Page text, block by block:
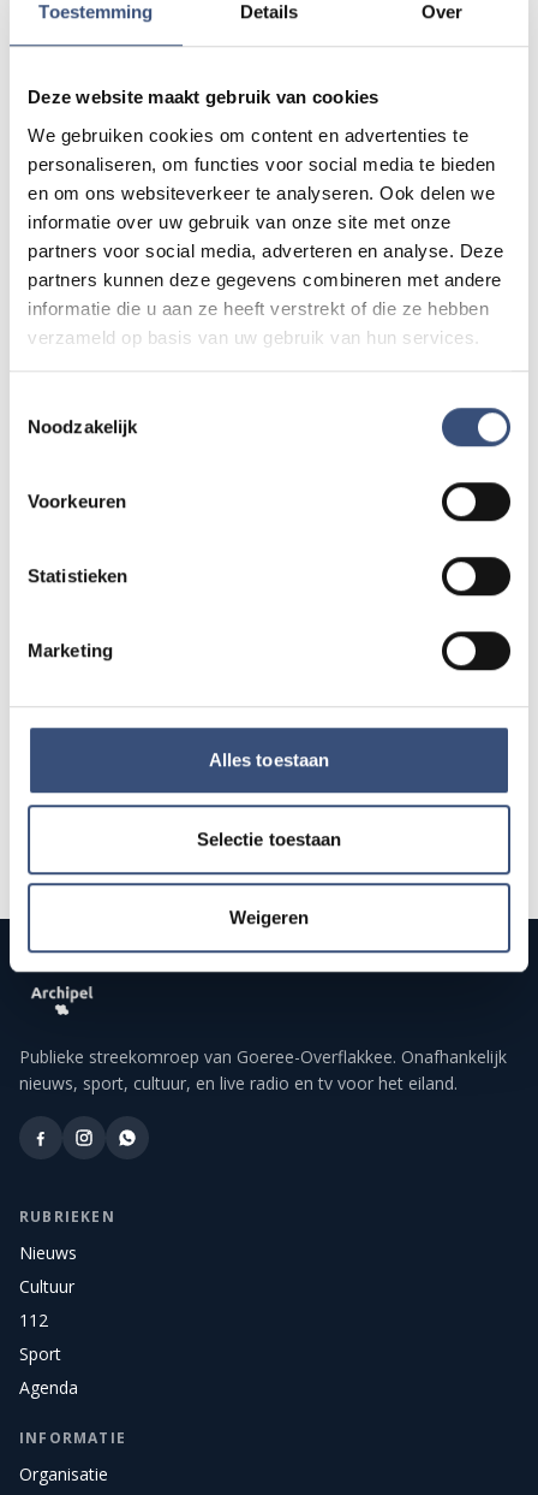
Toestemming Details Over
Deze website maakt gebruik van cookies
We gebruiken cookies om content en advertenties te
personaliseren, om functies voor social media te bieden
en om ons websiteverkeer te analyseren. Ook delen we
informatie over uw gebruik van onze site met onze
partners voor social media, adverteren en analyse. Deze
partners kunnen deze gegevens combineren met andere
informatie die u aan ze heeft verstrekt of die ze hebben
verzameld op basis van uw gebruik van hun services.
Noodzakelijk
Voorkeuren
Statistieken
Marketing
Alles toestaan
Selectie toestaan
Weigeren
Andere events
ZA
8
AUG.
Matinee-concert in Dorpskerk
📍Ouddorp🕐11:00
11
AUG.
Magic Summer show met Steven Kazàn
📍Ouddorp 🕐17:00
AUG.
Kinderdagen bij RTM-trammuseum in
Hippie Beach Day markt bij Houten Kaap
Alle events op de agenda →
Publieke streekomroep van Goeree-Overflakkee. Onafhankelijk
nieuws, sport, cultuur, en live radio en tv voor het eiland.
RUBRIEKEN
Nieuws
Cultuur
112
Sport
Agenda
INFORMATIE
Organisatie